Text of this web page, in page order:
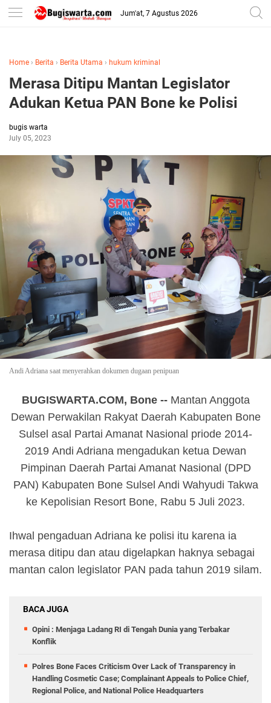
-->
Jum'at, 7 Agustus 2026
Home › Berita › Berita Utama › hukum kriminal
Merasa Ditipu Mantan Legislator
Adukan Ketua PAN Bone ke Polisi
bugis warta
July 05, 2023
Andi Adriana saat menyerahkan dokumen dugaan penipuan
BUGISWARTA.COM, Bone -- Mantan Anggota
Dewan Perwakilan Rakyat Daerah Kabupaten Bone
Sulsel asal Partai Amanat Nasional priode 2014-
2019 Andi Adriana mengadukan ketua Dewan
Pimpinan Daerah Partai Amanat Nasional (DPD
PAN) Kabupaten Bone Sulsel Andi Wahyudi Takwa
ke Kepolisian Resort Bone, Rabu 5 Juli 2023.
Ihwal pengaduan Adriana ke polisi itu karena ia
merasa ditipu dan atau digelapkan haknya sebagai
mantan calon legislator PAN pada tahun 2019 silam.
BACA JUGA
Opini : Menjaga Ladang RI di Tengah Dunia yang Terbakar
Konflik
Polres Bone Faces Criticism Over Lack of Transparency in
Handling Cosmetic Case; Complainant Appeals to Police Chief,
Regional Police, and National Police Headquarters